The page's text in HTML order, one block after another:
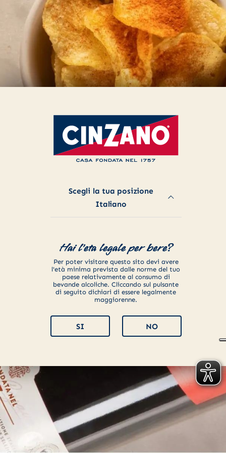
Scegli la tua posizione
Italiano
Hai l'eta legale per bere?
Per poter visitare questo sito devi avere
l'età minima prevista dalle norme del tuo
paese relativamente al consumo di
bevande alcoliche. Cliccando sul pulsante
di seguito dichiari di essere legalmente
maggiorenne.
SI
Informativa sulla raccolta
Le tue preferenze relative alla privacy